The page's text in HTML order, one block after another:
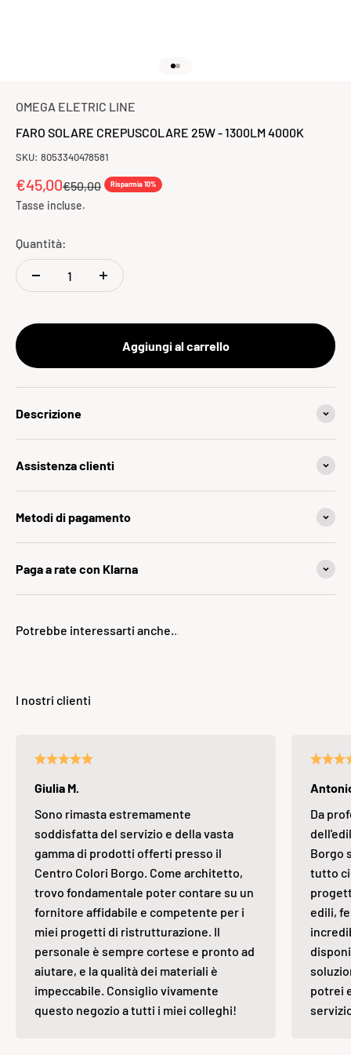
OMEGA ELETRIC LINE
FARO SOLARE CREPUSCOLARE 25W - 1300LM 4000K
SKU: 8053340478581
Prezzo scontato
€45,00Prezzo
€50,00 Risparmia 10%
Tasse incluse.
Quantità:
Aggiungi al carrello
Descrizione
Assistenza clienti
Metodi di pagamento
Paga a rate con Klarna
Giulia M.
Sono rimasta estremamente
soddisfatta del servizio e della vasta
gamma di prodotti offerti presso il
Centro Colori Borgo. Come architetto,
trovo fondamentale poter contare su un
fornitore affidabile e competente per i
miei progetti di ristrutturazione. Il
personale è sempre cortese e pronto ad
aiutare, e la qualità dei materiali è
impeccabile. Consiglio vivamente
questo negozio a tutti i miei colleghi!
Da
Borgo
tutto
edili,
potrei